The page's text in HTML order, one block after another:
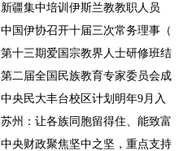
新疆集中培训伊斯兰教教职人员
中国伊协召开十届三次常务理事（
第十三期爱国宗教界人士研修班结
第二届全国民族教育专家委员会成
中央民大丰台校区计划明年9月入
苏州：让各族同胞留得住、能致富
中央财政聚焦坚中之坚，重点支持